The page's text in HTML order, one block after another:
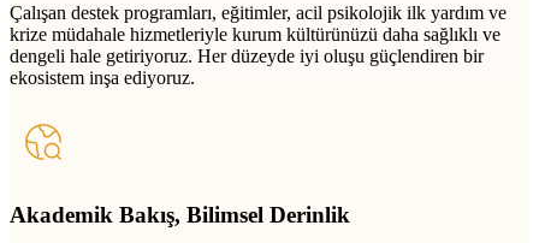
Çalışan destek programları, eğitimler, acil psikolojik ilk yardım ve
krize müdahale hizmetleriyle kurum kültürünüzü daha sağlıklı ve
dengeli hale getiriyoruz. Her düzeyde iyi oluşu güçlendiren bir
ekosistem inşa ediyoruz.
Akademik Bakış, Bilimsel Derinlik